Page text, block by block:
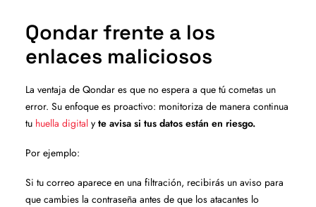
Qondar frente a los
enlaces maliciosos
La ventaja de Qondar es que no espera a que tú cometas un
error. Su enfoque es proactivo: monitoriza de manera continua
tu huella digital y te avisa si tus datos están en riesgo.
Por ejemplo:
Si tu correo aparece en una filtración, recibirás un aviso para
que cambies la contraseña antes de que los atacantes lo